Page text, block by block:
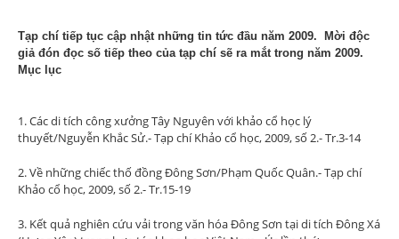
Tạp chí tiếp tục cập nhật những tin tức đầu năm 2009. Mời độc
giả đón đọc số tiếp theo của tạp chí sẽ ra mắt trong năm 2009.
Mục lục
1. Các di tích công xưởng Tây Nguyên với khảo cổ học lý
thuyết/Nguyễn Khắc Sử.- Tạp chí Khảo cổ học, 2009, số 2.- Tr.3-14
2. Về những chiếc thố đồng Đông Sơn/Phạm Quốc Quân.- Tạp chí
Khảo cổ học, 2009, số 2.- Tr.15-19
3. Kết quả nghiên cứu vải trong văn hóa Đông Sơn tại di tích Đông Xá